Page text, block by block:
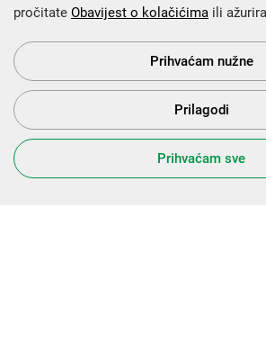
Krajnji primatelj financijskog
Europskog fonda za regionalni razvoj u
programa „Konkurentnost i
s Vama od
pročitate Obavijest o kolačićima ili
Prihvaćam nužne
Prilagodi
Prihvaćam sve